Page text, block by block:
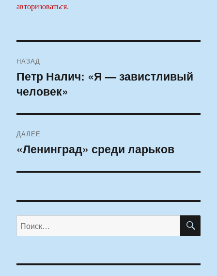
авторизоваться.
по
записям
НАЗАД
Предыдущая
запись:
Петр Налич: «Я — завистливый
человек»
ДАЛЕЕ
Следующая
«Ленинград» среди ларьков
Искать: